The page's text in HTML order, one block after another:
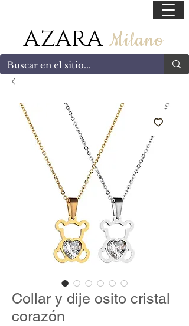
AZARA Milano
Collar y dije osito cristal
corazón